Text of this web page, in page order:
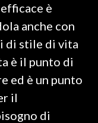
è
anche con
di stile di vita
è il punto di
ed è un punto
il
di